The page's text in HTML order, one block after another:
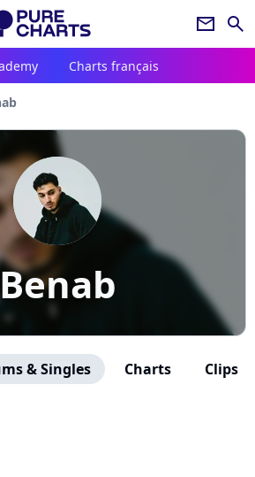
newsletter search
Charts français
& Singles Charts Clips